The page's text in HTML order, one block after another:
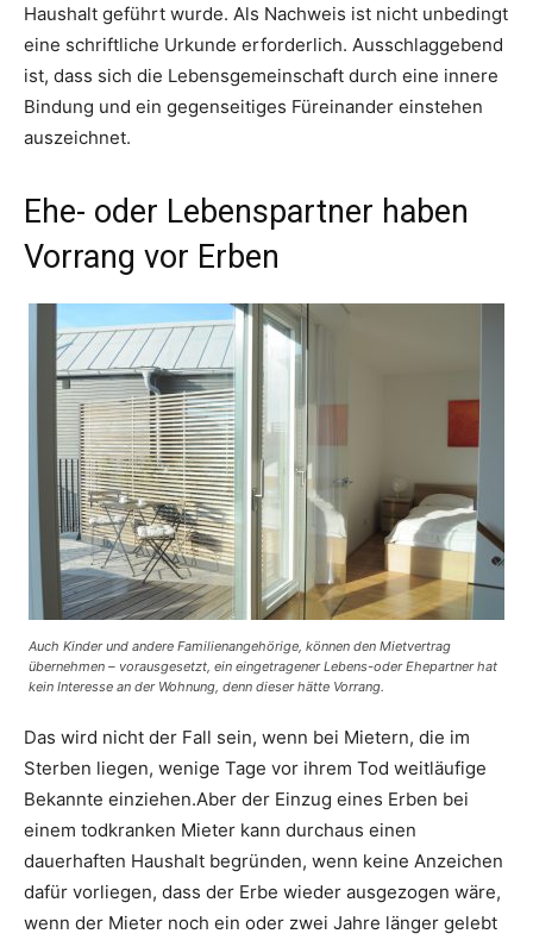
Haushalt geführt wurde. Als Nachweis ist nicht unbedingt
eine schriftliche Urkunde erforderlich. Ausschlaggebend
ist, dass sich die Lebensgemeinschaft durch eine innere
Bindung und ein gegenseitiges Füreinander einstehen
auszeichnet.
Ehe- oder Lebenspartner haben
Vorrang vor Erben
Auch Kinder und andere Familienangehörige, können den Mietvertrag
übernehmen – vorausgesetzt, ein eingetragener Lebens-oder Ehepartner hat
kein Interesse an der Wohnung, denn dieser hätte Vorrang.
Das wird nicht der Fall sein, wenn bei Mietern, die im
Sterben liegen, wenige Tage vor ihrem Tod weitläufige
Bekannte einziehen.Aber der Einzug eines Erben bei
einem todkranken Mieter kann durchaus einen
dauerhaften Haushalt begründen, wenn keine Anzeichen
dafür vorliegen, dass der Erbe wieder ausgezogen wäre,
wenn der Mieter noch ein oder zwei Jahre länger gelebt